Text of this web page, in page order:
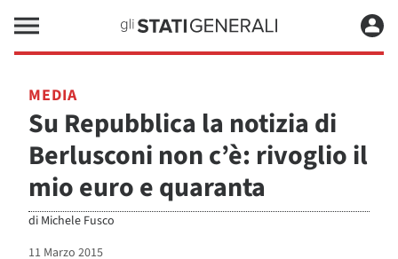
MEDIA
Su Repubblica la notizia di
Berlusconi non c’è: rivoglio il
mio euro e quaranta
di Michele Fusco
11 Marzo 2015